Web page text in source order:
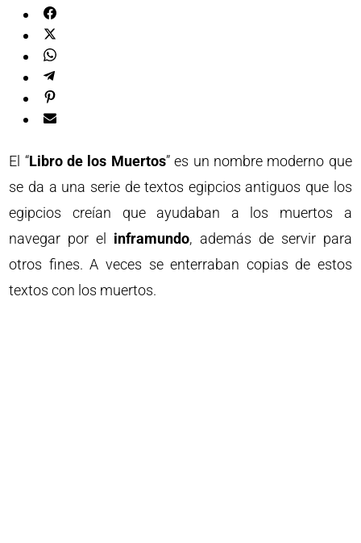
El “Libro de los Muertos” es un nombre moderno que
se da a una serie de textos egipcios antiguos que los
egipcios creían que ayudaban a los muertos a
navegar por el inframundo, además de servir para
otros fines. A veces se enterraban copias de estos
textos con los muertos.